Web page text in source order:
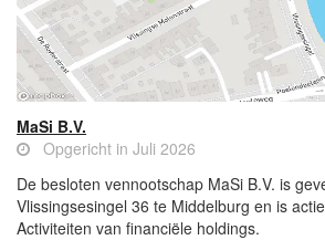
MaSi B.V.
Opgericht in Juli 2026
De besloten vennootschap MaSi B.V. is
Vlissingsesingel 36 te Middelburg en is
Activiteiten van financiële holdings.